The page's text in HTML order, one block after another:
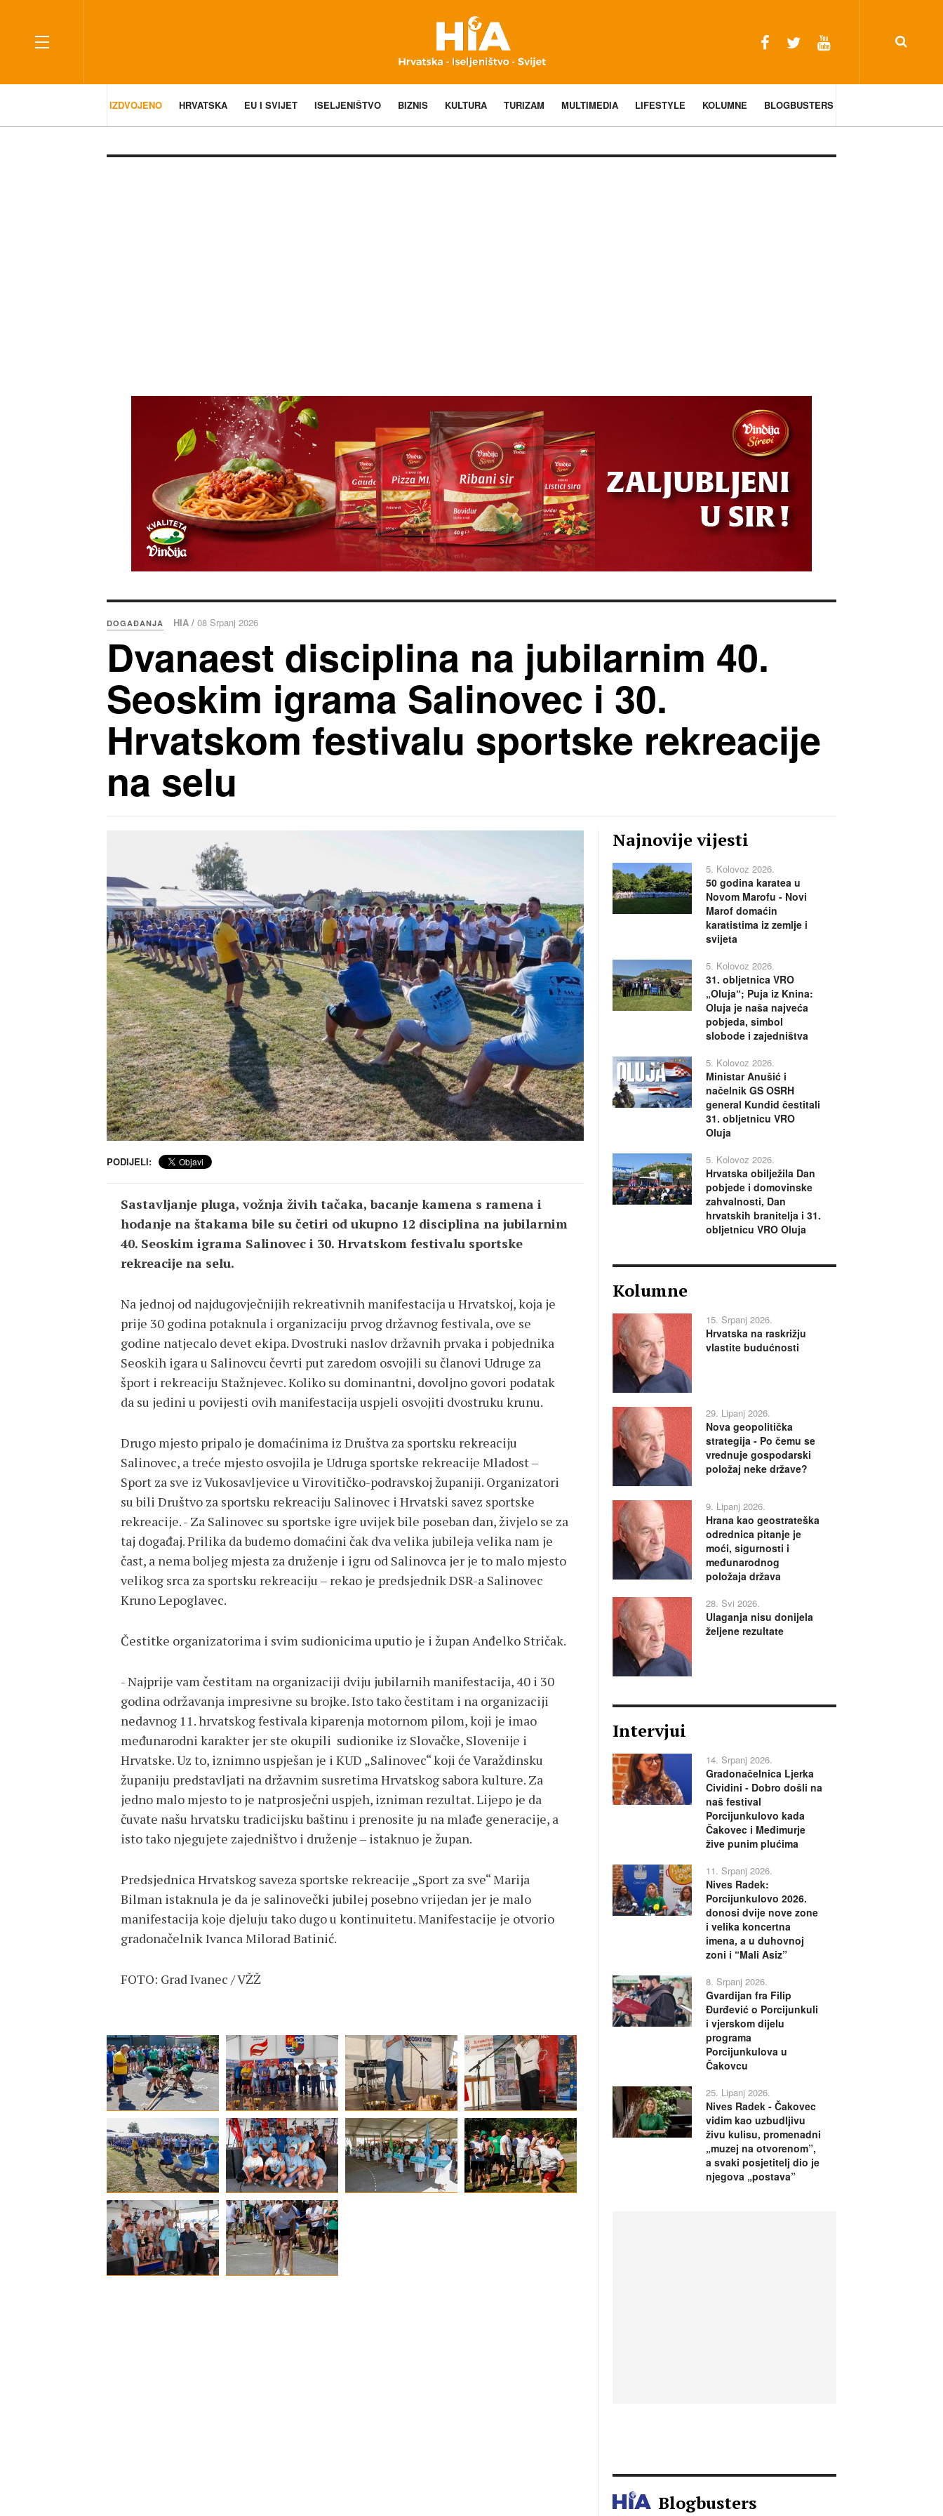
IZDVOJENO HRVATSKA EU I SVIJET ISELJENIŠTVO BIZNIS KULTURA TURIZAM MULTIMEDIA LIFESTYLE KOLUMNE BLOGBUSTERS
DOGAĐANJA HIA / 08 Srpanj 2026
Dvanaest disciplina na jubilarnim 40.
Seoskim igrama Salinovec i 30.
Hrvatskom festivalu sportske rekreacije
na selu
PODIJELI:
Sastavljanje pluga, vožnja živih tačaka, bacanje kamena s ramena i
hodanje na štakama bile su četiri od ukupno 12 disciplina na jubilarnim
40. Seoskim igrama Salinovec i 30. Hrvatskom festivalu sportske
rekreacije na selu.
Na jednoj od najdugovječnijih rekreativnih manifestacija u Hrvatskoj, koja je
prije 30 godina potaknula i organizaciju prvog državnog festivala, ove se
godine natjecalo devet ekipa. Dvostruki naslov državnih prvaka i pobjednika
Seoskih igara u Salinovcu čevrti put zaredom osvojili su članovi Udruge za
šport i rekreaciju Stažnjevec. Koliko su dominantni, dovoljno govori podatak
da su jedini u povijesti ovih manifestacija uspjeli osvojiti dvostruku krunu.
Drugo mjesto pripalo je domaćinima iz Društva za sportsku rekreaciju
Salinovec, a treće mjesto osvojila je Udruga sportske rekreacije Mladost –
Sport za sve iz Vukosavljevice u Virovitičko-podravskoj županiji. Organizatori
su bili Društvo za sportsku rekreaciju Salinovec i Hrvatski savez sportske
rekreacije. - Za Salinovec su sportske igre uvijek bile poseban dan, živjelo se za
taj događaj. Prilika da budemo domaćini čak dva velika jubileja velika nam je
čast, a nema boljeg mjesta za druženje i igru od Salinovca jer je to malo mjesto
velikog srca za sportsku rekreaciju – rekao je predsjednik DSR-a Salinovec
Kruno Lepoglavec.
Čestitke organizatorima i svim sudionicima uputio je i župan Anđelko Stričak.
- Najprije vam čestitam na organizaciji dviju jubilarnih manifestacija, 40 i 30
godina održavanja impresivne su brojke. Isto tako čestitam i na organizaciji
nedavnog 11. hrvatskog festivala kiparenja motornom pilom, koji je imao
međunarodni karakter jer ste okupili sudionike iz Slovačke, Slovenije i
Hrvatske. Uz to, iznimno uspješan je i KUD „Salinovec“ koji će Varaždinsku
županiju predstavljati na državnim susretima Hrvatskog sabora kulture. Za
jedno malo mjesto to je natprosječni uspjeh, izniman rezultat. Lijepo je da
čuvate našu hrvatsku tradicijsku baštinu i prenosite ju na mlađe generacije, a
isto tako njegujete zajedništvo i druženje – istaknuo je župan.
Predsjednica Hrvatskog saveza sportske rekreacije „Sport za sve“ Marija
Bilman istaknula je da je salinovečki jubilej posebno vrijedan jer je malo
manifestacija koje djeluju tako dugo u kontinuitetu. Manifestacije je otvorio
gradonačelnik Ivanca Milorad Batinić.
FOTO: Grad Ivanec / VŽŽ
Najnovije vijesti
5. Kolovoz 2026.
50 godina karatea u
Novom Marofu - Novi
Marof domaćin
karatistima iz zemlje i
svijeta
5. Kolovoz 2026.
31. obljetnica VRO
„Oluja“; Puja iz Knina:
Oluja je naša najveća
pobjeda, simbol
slobode i zajedništva
5. Kolovoz 2026.
Ministar Anušić i
načelnik GS OSRH
general Kundid čestitali
31. obljetnicu VRO
Oluja
5. Kolovoz 2026.
Hrvatska obilježila Dan
pobjede i domovinske
zahvalnosti, Dan
hrvatskih branitelja i 31.
obljetnicu VRO Oluja
Kolumne
15. Srpanj 2026.
Hrvatska na raskrižju
vlastite budućnosti
29. Lipanj 2026.
Nova geopolitička
strategija - Po čemu se
vrednuje gospodarski
položaj neke države?
9. Lipanj 2026.
Hrana kao geostrateška
odrednica pitanje je
moći, sigurnosti i
međunarodnog
položaja država
28. Svi 2026.
Ulaganja nisu donijela
željene rezultate
Intervjui
14. Srpanj 2026.
Gradonačelnica Ljerka
Cividini - Dobro došli na
naš festival
Porcijunkulovo kada
Čakovec i Međimurje
žive punim plućima
11. Srpanj 2026.
Nives Radek:
Porcijunkulovo 2026.
donosi dvije nove zone
i velika koncertna
imena, a u duhovnoj
zoni i “Mali Asiz”
8. Srpanj 2026.
Gvardijan fra Filip
Đurđević o Porcijunkuli
i vjerskom dijelu
programa
Porcijunkulova u
Čakovcu
25. Lipanj 2026.
Nives Radek - Čakovec
vidim kao uzbudljivu
živu kulisu, promenadni
„muzej na otvorenom”,
a svaki posjetitelj dio je
njegova „postava”
Blogbusters